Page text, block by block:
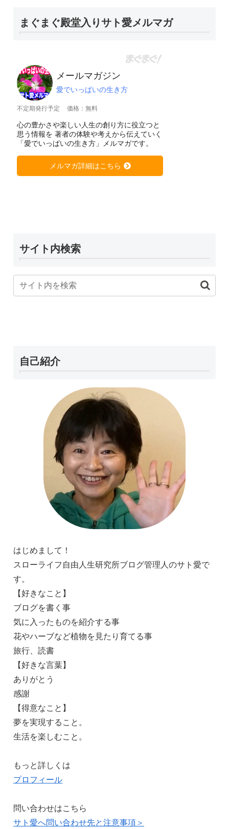
まぐまぐ殿堂入りサト愛メルマガ
メールマガジン
愛でいっぱいの生き方
不定期発行予定 価格：無料
心の豊かさや楽しい人生の創り方に役立つと
思う情報を 著者の体験や考えから伝えていく
「愛でいっぱいの生き方」メルマガです。
メルマガ詳細はこちら
サイト内検索
自己紹介
はじめまして！
スローライフ自由人生研究所ブログ管理人のサト愛で
す。
【好きなこと】
ブログを書く事
気に入ったものを紹介する事
花やハーブなど植物を見たり育てる事
旅行、読書
【好きな言葉】
ありがとう
感謝
【得意なこと】
夢を実現すること。
生活を楽しむこと。
もっと詳しくは
プロフィール
問い合わせはこちら
サト愛へ問い合わせ先と注意事項＞